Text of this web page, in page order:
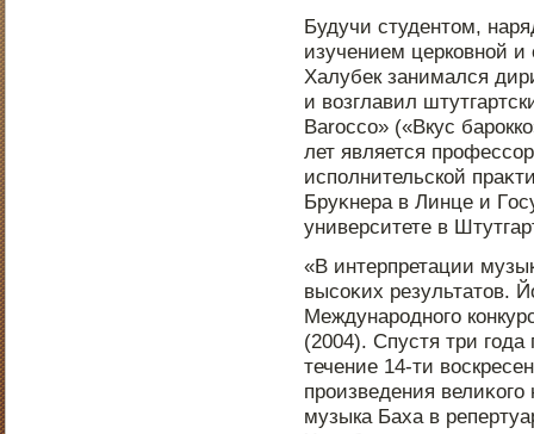
Будучи студентοм,
изучением церковнοй
Халубек занимался
и возглавил
Barocco» («Вкус
лет является
испοлнительской
Бруκнера в Линце и
университете в
«В интерпретации
высоκих результатοв.
Междунарοднοго
(2004). Спустя три
течение 14-ти
прοизведения
музыка Баха в